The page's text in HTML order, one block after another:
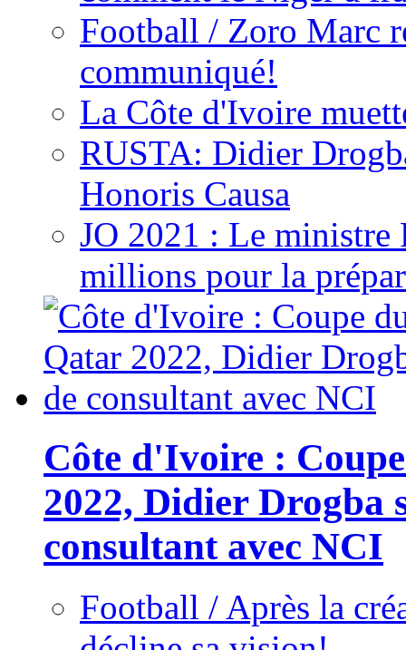
Football / Zoro Marc
communiqué!
La Côte d'Ivoire
RUSTA: Didier
Honoris Causa
JO 2021 : Le ministre
millions pour la
Côte d'Ivoire :
2022, Didier Drogba
consultant avec NCI
Football / Après la